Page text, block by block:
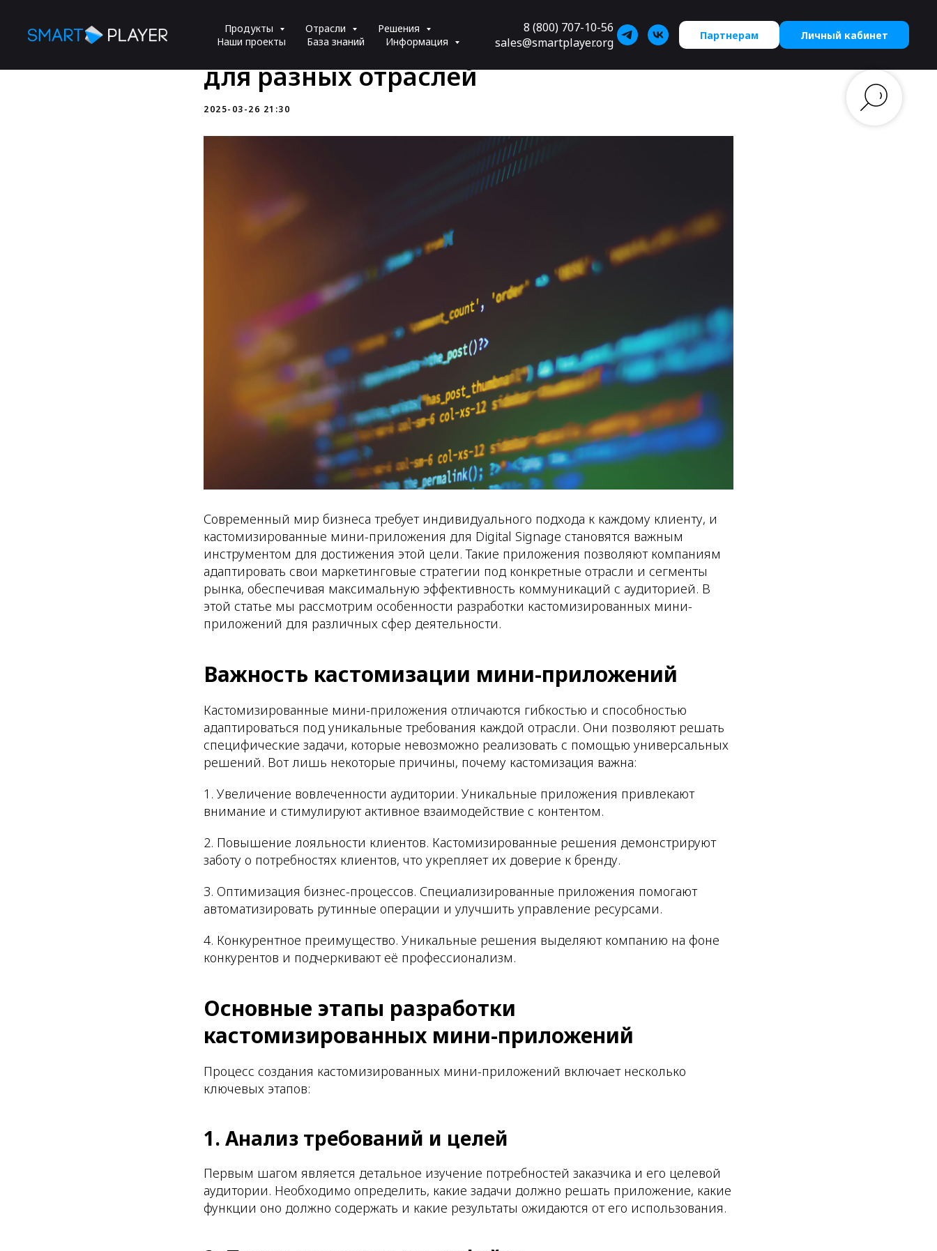
Продукты Отрасли
Решения
Наши проекты
База знаний Информация
8 (800) 707-10-56
sales@smartplayer.org
Партнерам Личный кабинет
Особенности разработки
кастомизированных мини-приложений
для разных отраслей
2025-03-26 21:30
Современный мир бизнеса требует индивидуального подхода к каждому клиенту, и
кастомизированные мини-приложения для Digital Signage становятся важным
инструментом для достижения этой цели. Такие приложения позволяют компаниям
адаптировать свои маркетинговые стратегии под конкретные отрасли и сегменты
рынка, обеспечивая максимальную эффективность коммуникаций с аудиторией. В
этой статье мы рассмотрим особенности разработки кастомизированных мини-
приложений для различных сфер деятельности.
Важность кастомизации мини-приложений
Кастомизированные мини-приложения отличаются гибкостью и способностью
адаптироваться под уникальные требования каждой отрасли. Они позволяют решать
специфические задачи, которые невозможно реализовать с помощью универсальных
решений. Вот лишь некоторые причины, почему кастомизация важна:
1. Увеличение вовлеченности аудитории. Уникальные приложения привлекают
внимание и стимулируют активное взаимодействие с контентом.
2. Повышение лояльности клиентов. Кастомизированные решения демонстрируют
заботу о потребностях клиентов, что укрепляет их доверие к бренду.
3. Оптимизация бизнес-процессов. Специализированные приложения помогают
автоматизировать рутинные операции и улучшить управление ресурсами.
4. Конкурентное преимущество. Уникальные решения выделяют компанию на фоне
конкурентов и подчеркивают её профессионализм.
Основные этапы разработки
кастомизированных мини-приложений
Процесс создания кастомизированных мини-приложений включает несколько
ключевых этапов:
1. Анализ требований и целей
Первым шагом является детальное изучение потребностей заказчика и его целевой
аудитории. Необходимо определить, какие задачи должно решать приложение, какие
функции оно должно содержать и какие результаты ожидаются от его использования.